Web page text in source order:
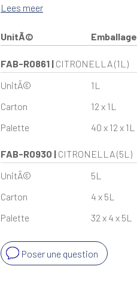
Lees meer
UnitÃ© Emballage
FAB-R0861 | CITRONELLA (1L)
UnitÃ©
1L
Carton
12 x 1L
Palette
40 x 12 x 1L
FAB-R0930 | CITRONELLA (5L)
UnitÃ©
5L
Carton
4 x 5L
Palette
32 x 4 x 5L
Poser une question